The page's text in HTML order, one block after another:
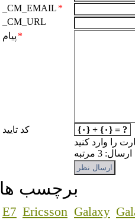
_CM_EMAIL *
_CM_URL
پیام *
کد تایید
{۰} + {۰} = ?
را وارد کنید
3 مرتبه
برچسب ها
E7 Ericsson Galaxy